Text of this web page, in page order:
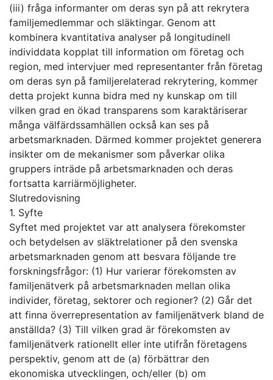
(iii) fråga informanter om deras syn på att rekrytera
familjemedlemmar och släktingar. Genom att
kombinera kvantitativa analyser på longitudinell
individdata kopplat till information om företag och
region, med intervjuer med representanter från företag
om deras syn på familjerelaterad rekrytering, kommer
detta projekt kunna bidra med ny kunskap om till
vilken grad en ökad transparens som karaktäriserar
många välfärdssamhällen också kan ses på
arbetsmarknaden. Därmed kommer projektet generera
insikter om de mekanismer som påverkar olika
gruppers inträde på arbetsmarknaden och deras
fortsatta karriärmöjligheter.
Slutredovisning
1. Syfte
Syftet med projektet var att analysera förekomster
och betydelsen av släktrelationer på den svenska
arbetsmarknaden genom att besvara följande tre
forskningsfrågor: (1) Hur varierar förekomsten av
familjenätverk på arbetsmarknaden mellan olika
individer, företag, sektorer och regioner? (2) Går det
att finna överrepresentation av familjenätverk bland de
anställda? (3) Till vilken grad är förekomsten av
familjenätverk rationellt eller inte utifrån företagens
perspektiv, genom att de (a) förbättrar den
ekonomiska utvecklingen, och/eller (b) om